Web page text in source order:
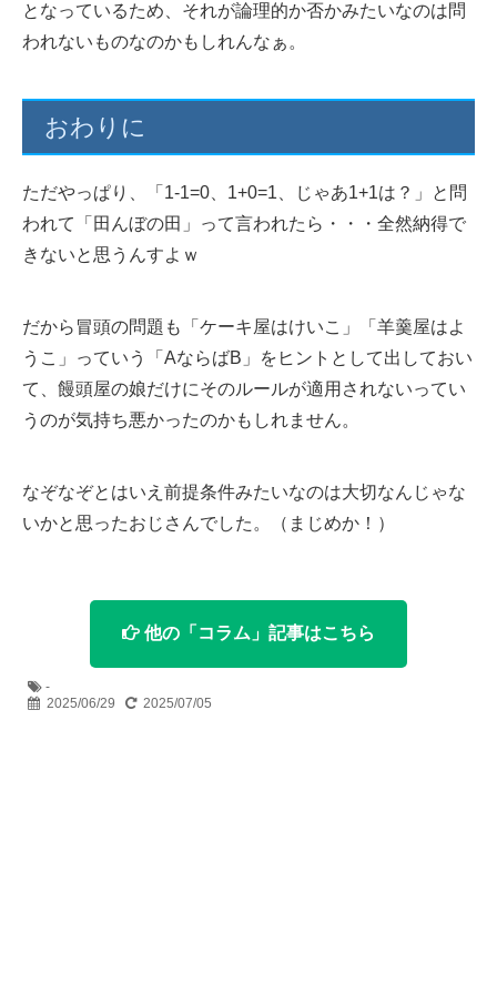
となっているため、それが論理的か否かみたいなのは問
われないものなのかもしれんなぁ。
おわりに
ただやっぱり、「1-1=0、1+0=1、じゃあ1+1は？」と問
われて「田んぼの田」って言われたら・・・全然納得で
きないと思うんすよｗ
だから冒頭の問題も「ケーキ屋はけいこ」「羊羹屋はよ
うこ」っていう「AならばB」をヒントとして出しておい
て、饅頭屋の娘だけにそのルールが適用されないってい
うのが気持ち悪かったのかもしれません。
なぞなぞとはいえ前提条件みたいなのは大切なんじゃな
いかと思ったおじさんでした。（まじめか！）
他の「コラム」記事はこちら
-
2025/06/29
2025/07/05